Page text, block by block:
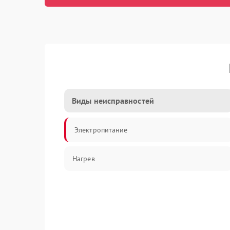
Виды неисправностей
Электропитание
Нагрев